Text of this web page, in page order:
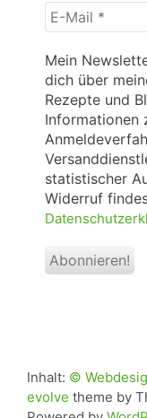
E-
Mail
Mein
dich über
Rezepte und
Informationen
statistischer
Widerruf
Inhalt: ©
evolve theme by